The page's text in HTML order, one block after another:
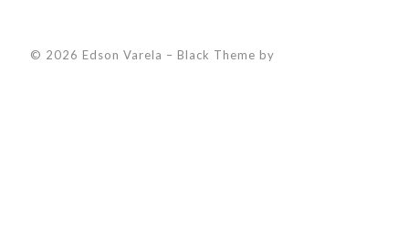
© 2026 Edson Varela – Black Theme by